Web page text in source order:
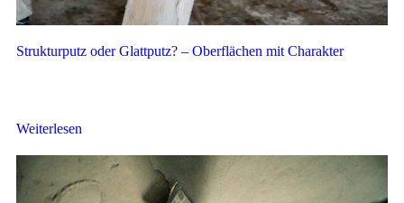
Strukturputz oder Glattputz? – Oberflächen mit Charakter
Weiterlesen